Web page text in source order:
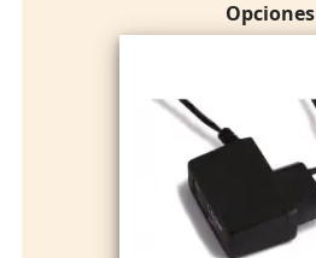
Opciones